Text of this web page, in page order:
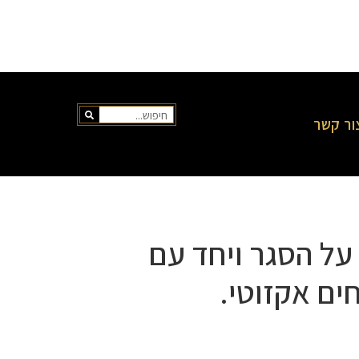
קשר
הסגר ויחד עם
אקזוטי.